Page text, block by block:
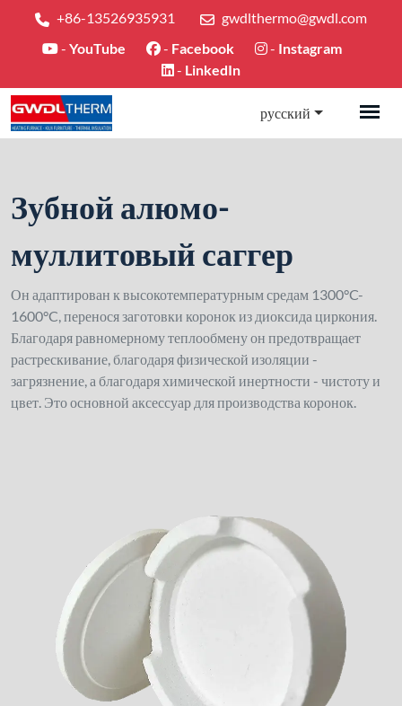
+86-13526935931
gwdlthermo@gwdl.com
- YouTube - Facebook - Instagram
- LinkedIn
русский
Зубной алюмо-
муллитовый саггер
Он адаптирован к высокотемпературным средам 1300°C-
1600°C, перенося заготовки коронок из диоксида циркония.
Благодаря равномерному теплообмену он предотвращает
растрескивание, благодаря физической изоляции -
загрязнение, а благодаря химической инертности - чистоту и
цвет. Это основной аксессуар для производства коронок.